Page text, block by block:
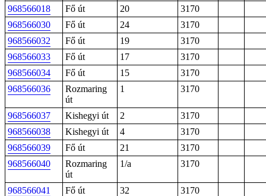
968566018 Fő út 20
3170
968566030
Fő út 24
3170
968566032
Fő út 19
3170
968566033
Fő út 17
3170
968566034
Fő út 15
3170
968566036
Rozmaring
út
1 3170
968566037 Kishegyi út 2
3170
968566038
Kishegyi út 4
3170
968566039
Fő út 21
3170
968566040
Rozmaring
út
1/a 3170
968566041 Fő út 32
3170